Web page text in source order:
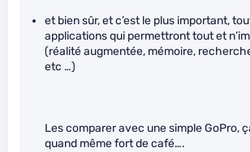
et bien sûr, et c’est le plus important,
applications qui permettront tout et
(réalité augmentée, mémoire,
etc …)
Les comparer avec une simple GoPro,
quand même fort de café….